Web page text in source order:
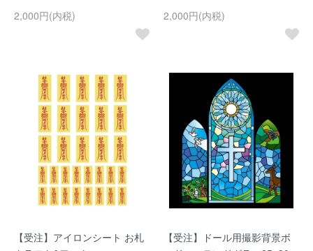
2,000円(内税)
2,000円(内税)
【受注】アイロンシート お札
【受注】ドール用撮影背景ボ